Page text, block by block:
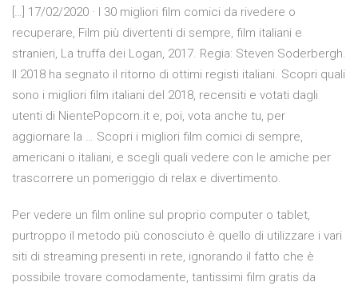
[…] 17/02/2020 · I 30 migliori film comici da rivedere o
recuperare, Film più divertenti di sempre, film italiani e
stranieri, La truffa dei Logan, 2017. Regia: Steven Soderbergh.
Il 2018 ha segnato il ritorno di ottimi registi italiani. Scopri quali
sono i migliori film italiani del 2018, recensiti e votati dagli
utenti di NientePopcorn.it e, poi, vota anche tu, per
aggiornare la … Scopri i migliori film comici di sempre,
americani o italiani, e scegli quali vedere con le amiche per
trascorrere un pomeriggio di relax e divertimento.
Per vedere un film online sul proprio computer o tablet,
purtroppo il metodo più conosciuto è quello di utilizzare i vari
siti di streaming presenti in rete, ignorando il fatto che è
possibile trovare comodamente, tantissimi film gratis da